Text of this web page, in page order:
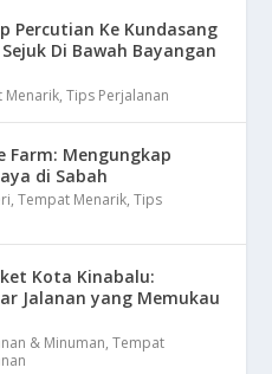
Percutian Ke Kundasang
Di Bawah Bayangan
Menarik,Tips Perjalanan
Farm: Mengungkap
di Sabah
,Tempat Menarik,Tips
Kota Kinabalu:
Jalanan yang Memukau
& Minuman,Tempat